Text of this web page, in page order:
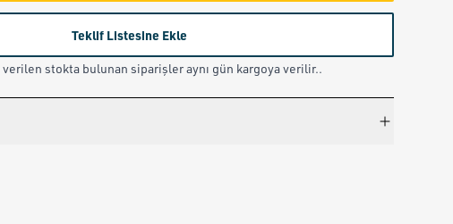
Teklif Listesine Ekle
stokta bulunan siparişler aynı gün kargoya verilir..